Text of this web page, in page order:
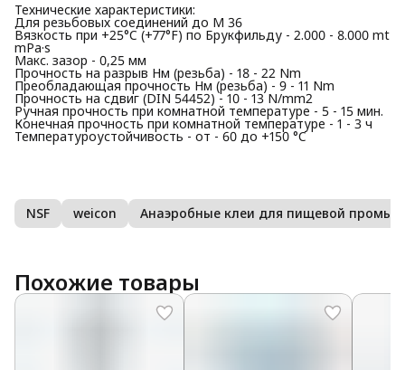
Технические характеристики:
Для резьбовых соединений до M 36
Вязкость при +25°C (+77°F) по Брукфильду - 2.000 - 8.000 mt
mPa·s
Макс. зазор - 0,25 мм
Прочность на разрыв Нм (резьба) - 18 - 22 Nm
Преобладающая прочность Нм (резьба) - 9 - 11 Nm
Прочность на сдвиг (DIN 54452) - 10 - 13 N/mm2
Ручная прочность при комнатной температуре - 5 - 15 мин.
Конечная прочность при комнатной температуре - 1 - 3 ч
Температуроустойчивость - от - 60 до +150 °C
NSF weicon
Похожие товары